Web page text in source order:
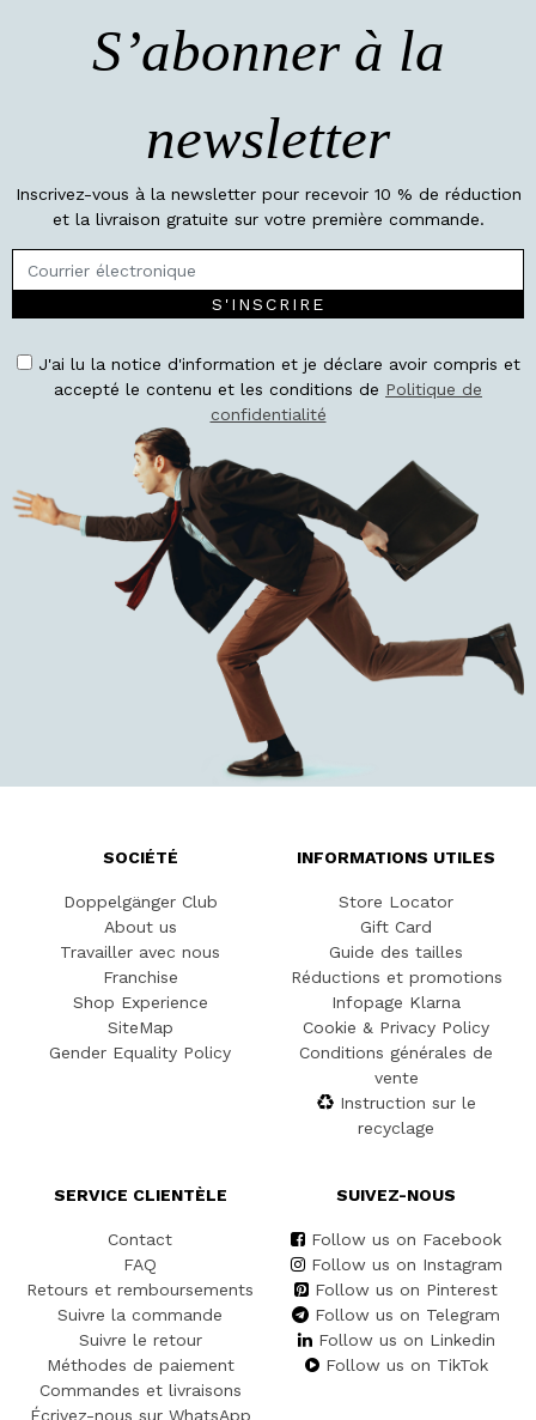
S’abonner à la
newsletter
Inscrivez-vous à la newsletter pour recevoir 10 % de réduction
et la livraison gratuite sur votre première commande.
S'INSCRIRE
J'ai lu la notice d'information et je déclare avoir compris et
accepté le contenu et les conditions de Politique de
confidentialité
SOCIÉTÉ
Doppelgänger Club
About us
Travailler avec nous
Franchise
Shop Experience
SiteMap
Gender Equality Policy
INFORMATIONS UTILES
Store Locator
Gift Card
Guide des tailles
Réductions et promotions
Infopage Klarna
Cookie & Privacy Policy
Conditions générales de
vente
Instruction sur le
recyclage
SERVICE CLIENTÈLE
Contact
FAQ
Retours et remboursements
Suivre la commande
Suivre le retour
Méthodes de paiement
Commandes et livraisons
Écrivez-nous sur WhatsApp
SUIVEZ-NOUS
Follow us on Facebook
Follow us on Instagram
Follow us on Pinterest
Follow us on Telegram
Follow us on Linkedin
Follow us on TikTok